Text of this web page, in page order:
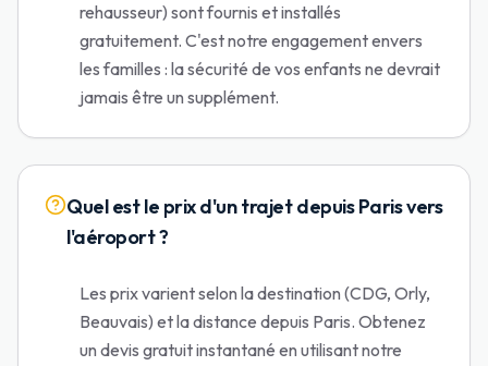
rehausseur) sont fournis et installés
gratuitement. C'est notre engagement envers
les familles : la sécurité de vos enfants ne devrait
jamais être un supplément.
Quel est le prix d'un trajet depuis Paris vers
l'aéroport ?
Les prix varient selon la destination (CDG, Orly,
Beauvais) et la distance depuis Paris. Obtenez
un devis gratuit instantané en utilisant notre